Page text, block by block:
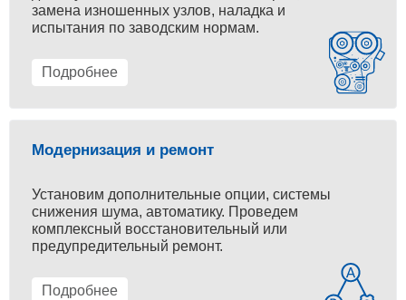
замена изношенных узлов, наладка и
испытания по заводским нормам.
Подробнее
Модернизация и ремонт
Установим дополнительные опции, системы
снижения шума, автоматику. Проведем
комплексный восстановительный или
предупредительный ремонт.
Подробнее